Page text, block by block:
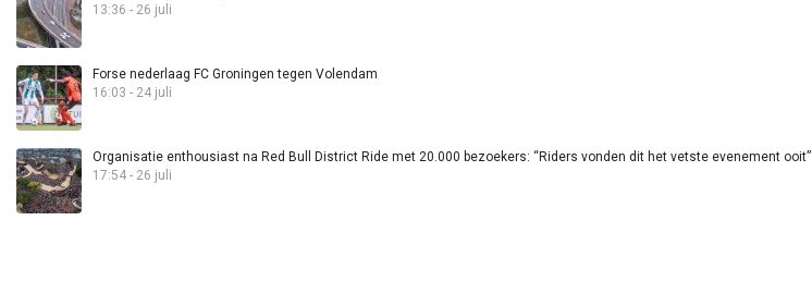
13:36 - 26 juli
Forse nederlaag FC Groningen tegen Volendam
16:03 - 24 juli
Organisatie enthousiast na Red Bull District Ride met 20.000 bezoekers: “Riders vonden dit het vetste evenement ooit”
17:54 - 26 juli